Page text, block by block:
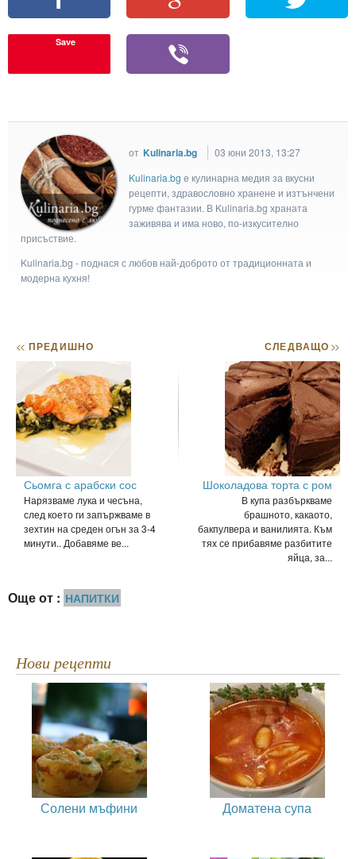
Save
от Kulinaria.bg
03 юни 2013, 13:27
Kulinaria.bg e кулинарна медия за вкусни
рецепти, здравословно хранене и изтънчени
гурме фантазии. В Kulinaria.bg храната
заживява и има ново, по-изкусително
присъствие.
Kulinaria.bg - поднася с любов най-доброто от традиционната и
модерна кухня!
<< ПРЕДИШНО
Сьомга с арабски сос
Нарязваме лука и чесъна,
след което ги запържваме в
зехтин на среден огън за 3-4
минути.. Добавяме ве...
СЛЕДВАЩО>>
Шоколадова торта с ром
В купа разбъркваме
брашното, какаото,
бакпулвера и ванилията. Към
тях се прибавяме разбитите
яйца, за...
Още от : НАПИТКИ
Нови рецепти
Солени мъфини Доматена супа